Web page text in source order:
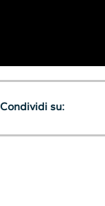
Condividi su: